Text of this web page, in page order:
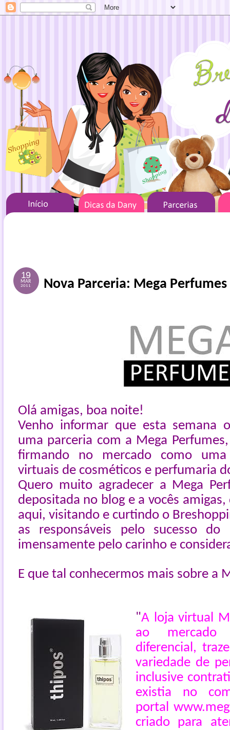
19
MAR
2011 Nova Parceria: Mega Perfumes
Olá amigas, boa noite!
Venho informar que esta semana
uma parceria com a Mega
firmando no mercado como
virtuais de cosméticos e perfumaria
Quero muito agradecer a Mega
depositada no blog e a vocês
aqui, visitando e curtindo o
as responsáveis pelo sucesso
imensamente pelo carinho e
E que tal conhecermos mais sobre a
"A loja virtual
ao
diferencial,
variedade de
inclusive
existia no
portal
criado para